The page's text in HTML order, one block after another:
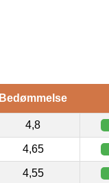
Bedømmelse
4,8
4,65
4,55